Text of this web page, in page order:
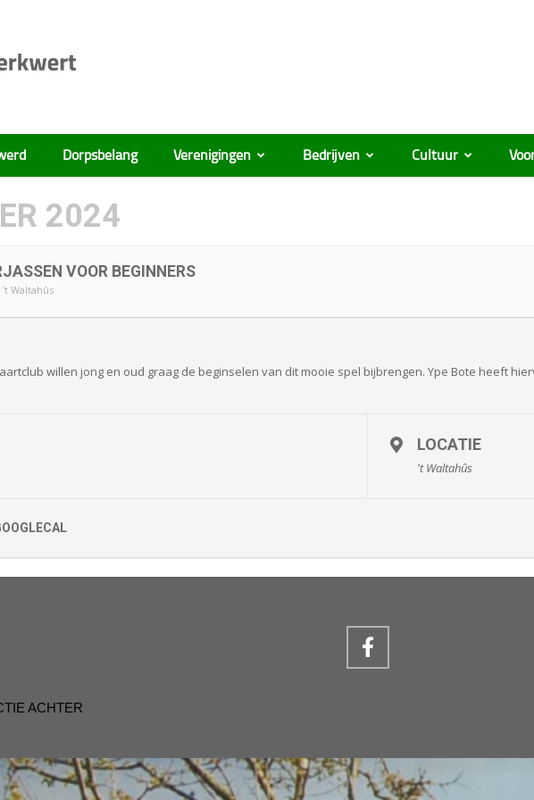
Dorpsbelang Verenigingen Bedrijven Cultuur
2024
VOOR BEGINNERS
't Waltahûs
willen jong en oud graag de beginselen van dit mooie spel bijbrengen. Ype Bote heeft
LOCATIE
't Waltahûs
ACHTER